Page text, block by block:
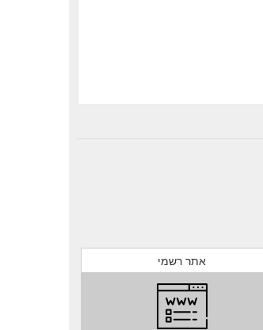
אתר רשמי